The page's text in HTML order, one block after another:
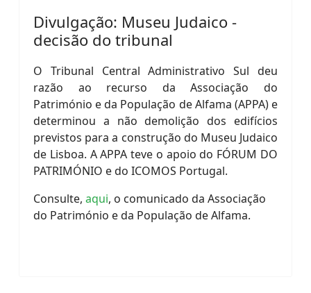
Divulgação: Museu Judaico -
decisão do tribunal
O Tribunal Central Administrativo Sul deu
razão ao recurso da Associação do
Património e da População de Alfama (APPA) e
determinou a não demolição dos edifícios
previstos para a construção do Museu Judaico
de Lisboa. A APPA teve o apoio do FÓRUM DO
PATRIMÓNIO e do ICOMOS Portugal.
Consulte, aqui, o comunicado da Associação
do Património e da População de Alfama.